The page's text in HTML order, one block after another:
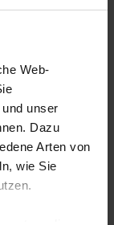
Web-
unser
Dazu
Arten von
wie Sie
preiswert
15.07.2026